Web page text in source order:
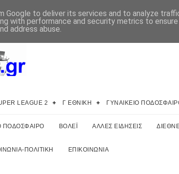
LEAGUE 2 Γ ΕΘΝΙΚΗ ΓΥΝΑΙΚΕΙΟ
ΠΟΔΟΣΦΑΙΡΟ ΒΟΛΕΪ ΑΛΛΕΣ ΕΙΔΗΣΕΙΣ
ΠΟΛΙΤΙΚΗ ΕΠΙΚΟΙΝΩΝΙΑ
Google to deliver its services and to analyze
with performance and security metrics to
address abuse.